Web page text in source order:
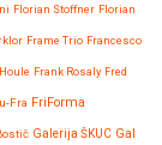
Florian Stoffner Florian
Frame Trio Francesco
Frank Rosaly Fred
Fra FriForma
Galerija ŠKUC Gal